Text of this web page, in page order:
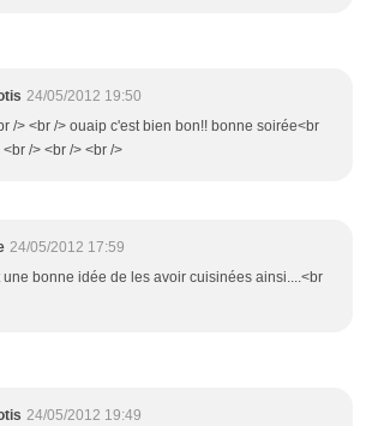
24/05/2012 19:50
/> <br /> ouaip c'est bien bon!! bonne soirée<br
<br /> <br /> <br />
24/05/2012 17:59
une bonne idée de les avoir cuisinées ainsi....<br
24/05/2012 19:49